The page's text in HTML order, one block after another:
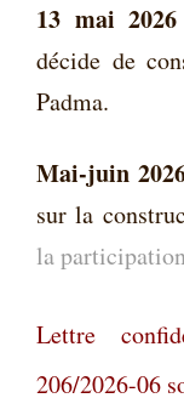
13 mai 2026
décide de
Padma.
Mai-juin
sur la
la
Lettre
206/2026-06